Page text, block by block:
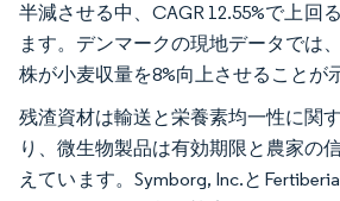
半減させる中、CAGR 12.55%で上回
ます。デンマークの現地データでは
株が小麦収量を8%向上させることが
残渣資材は輸送と栄養素均一性に関
り、微生物製品は有効期限と農家の
えています。Symborg, Inc.と